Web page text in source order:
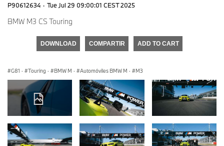
P90612634 · Tue Jul 29 09:00:01 CEST 2025
BMW M3 CS Touring
DOWNLOAD COMPARTIR ADD TO CART
G81 · Touring · BMW M · Automóviles BMW M · M3